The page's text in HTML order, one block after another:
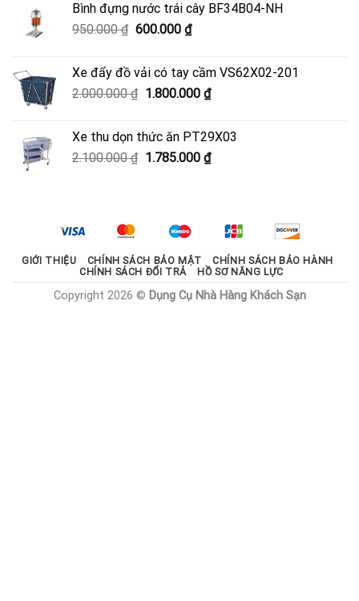
3.700.000 ₫.là:
Bình đựng nước trái cây BF34B04-NH
950.000₫ Giá
950.000 ₫.
600.000 ₫Giá
là:
600.000 ₫.
Xe đẩy đồ vải có tay cầm VS62X02-201
2.000.000₫ Giá
2.000.000 ₫.
1.800.000 ₫Giá
là:
1.800.000 ₫.
Xe thu dọn thức ăn PT29X03
2.100.000₫ Giá
1.785.000 ₫Giá
1.785.000 ₫.
GIỚI THIỆU CHÍNH SÁCH BẢO MẬT
CHÍNH SÁCH BẢO HÀNH
CHÍNH SÁCH ĐỔI TRẢ
HỒ SƠ NĂNG LỰC
Copyright 2026 © Dụng Cụ Nhà Hàng Khách Sạn